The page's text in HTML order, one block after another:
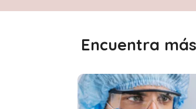
Encuentra